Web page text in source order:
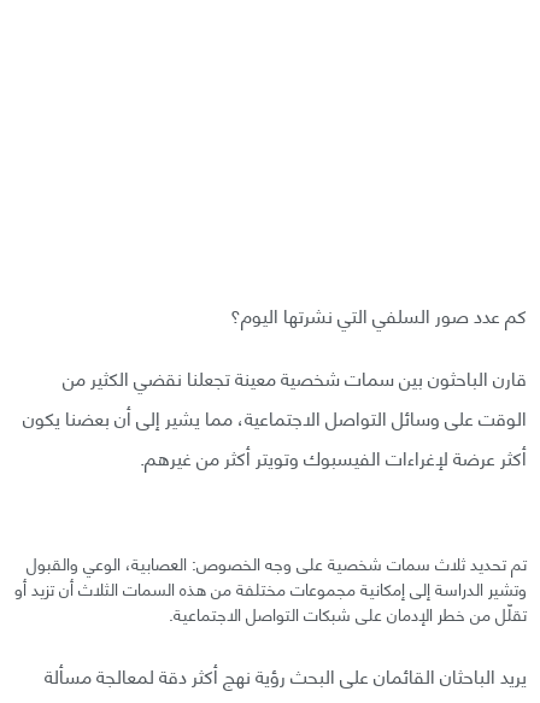
كم عدد صور السلفي التي نشرتها اليوم؟
قارن الباحثون بين سمات شخصية معينة تجعلنا نقضي الكثير من
الوقت على وسائل التواصل الاجتماعية، مما يشير إلى أن بعضنا يكون
أكثر عرضة لإغراءات الفيسبوك وتويتر أكثر من غيرهم.
تم تحديد ثلاث سمات شخصية على وجه الخصوص: العصابية، الوعي والقبول
وتشير الدراسة إلى إمكانية مجموعات مختلفة من هذه السمات الثلاث أن تزيد أو
تقلّل من خطر الإدمان على شبكات التواصل الاجتماعية.
يريد الباحثان القائمان على البحث رؤية نهج أكثر دقة لمعالجة مسألة